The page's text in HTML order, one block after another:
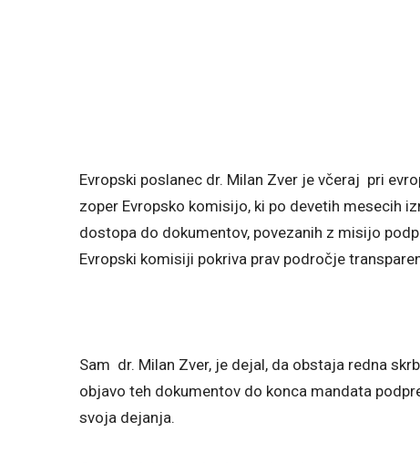
Evropski poslanec dr. Milan Zver je včeraj pri
zoper Evropsko komisijo, ki po devetih mesecih
dostopa do dokumentov, povezanih z misijo
Evropski komisiji pokriva prav področje
Sam dr. Milan Zver, je dejal, da obstaja redna
objavo teh dokumentov do konca mandata
svoja dejanja.